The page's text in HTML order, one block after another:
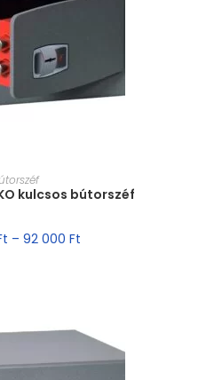
kulcsos bútorszéf
– 92 000 Ft